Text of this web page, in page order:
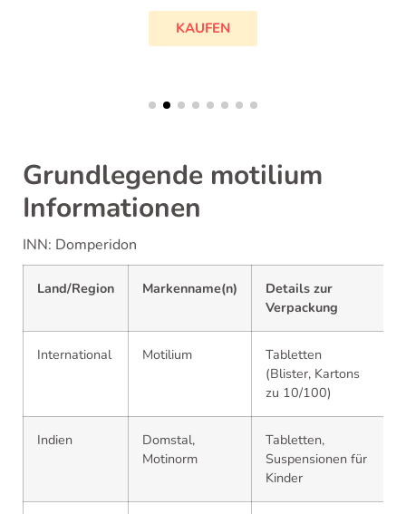
KAUFEN
Grundlegende motilium
Informationen
INN: Domperidon
Land/Region Markenname(n)
Details zur
Verpackung
International Motilium
Tabletten
(Blister, Kartons
zu 10/100)
Indien
Domstal,
Motinorm
Tabletten,
Suspensionen für
Kinder